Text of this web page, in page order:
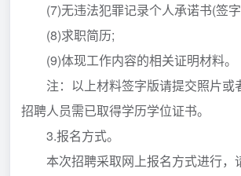
(7)无违法犯罪记录个人承诺书(签字
(8)求职简历;
(9)体现工作内容的相关证明材料。
注：以上材料签字版请提交照片或
招聘人员需已取得学历学位证书。
3.报名方式。
本次招聘采取网上报名方式进行，